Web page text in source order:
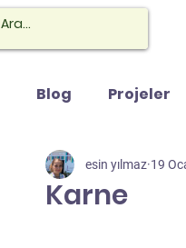
Blog Projeler
Karne
esin yılmaz 19